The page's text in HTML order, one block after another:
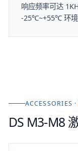
响应频率可达
-25℃~+55℃ 环境
ACCESSORIES
DS M3-M8